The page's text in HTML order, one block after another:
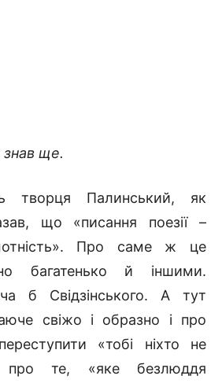
знав ще.
творця Палинський, як
що «писання поезії –
Про саме ж це
багатенько й іншими.
б Свідзінського. А тут
свіжо і образно і про
«тобі ніхто не
про те, «яке безлюддя